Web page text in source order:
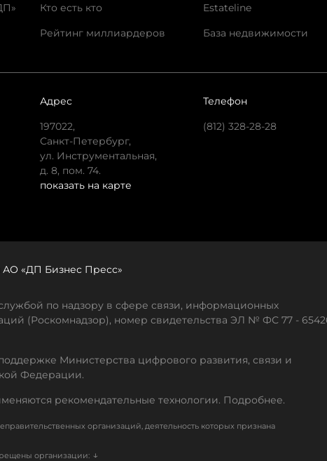
Кто есть кто
Рейтинг миллиардеров
Estateline
База недвижимости
Адрес
197022,
Санкт-Петербург,
ул. Инструментальная,
д. 8, пом. 74.
показать на карте
Телефон
(812) 328-28-28
АО «ДП Бизнес Пресс»
по надзору в сфере связи, информационных
(Роскомнадзор), номер свидетельства ЭЛ № ФС 77 -
Министерства цифрового развития, связи и
Федерации.
рекомендательные технологии. Подробнее.
организаций, деятельность которых признана
организации: ↓